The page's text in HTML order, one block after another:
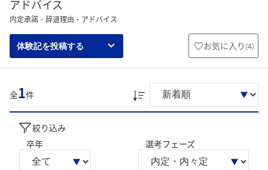
アドバイス
内定承諾・辞退理由・アドバイス
体験記を投稿する お気に入り (4)
全1件
絞り込み
卒年
選考フェーズ